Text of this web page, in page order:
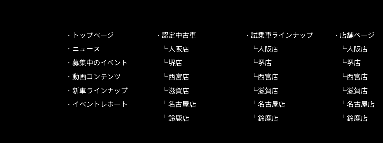
トップページ
ニュース
募集中のイベント
動画コンテンツ
新車ラインナップ
イベントレポート
認定中古車
大阪店
堺店
西宮店
滋賀店
名古屋店
鈴鹿店
試乗車ラインナップ
大阪店
堺店
西宮店
滋賀店
名古屋店
鈴鹿店
店舗ページ
大阪店
堺店
西宮店
滋賀店
名古屋店
鈴鹿店